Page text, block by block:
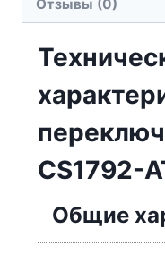
Отзывы (0)
CS1792-
Общие